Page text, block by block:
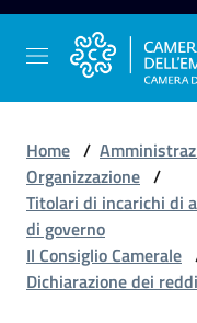
Vai al contenuto
Vai alla navigazione
Vai al footer
La
Camera
dell'Emilia
Home /
Organizzazione /
Titolari di incarichi di
di governo
Il Consiglio Camerale
Dichiarazione dei